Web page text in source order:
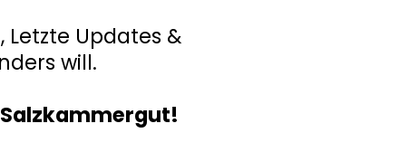
Letzte Updates &
will.